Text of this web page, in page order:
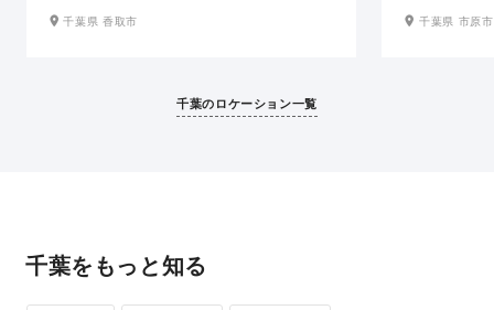
にも選ばれています。映画やドラマの撮影ロケ地
としてもお馴染みで、江戸時代にタイムスリップ
特別な撮影の舞台となります。
千葉県 香取市
文化財」にも
差し込む夕日
千葉県 市原市
千葉のロケーション一覧
千葉をもっと知る